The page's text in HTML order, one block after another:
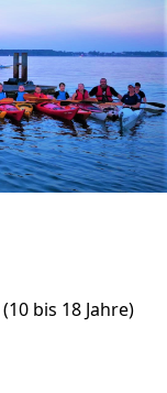
(10 bis 18 Jahre)